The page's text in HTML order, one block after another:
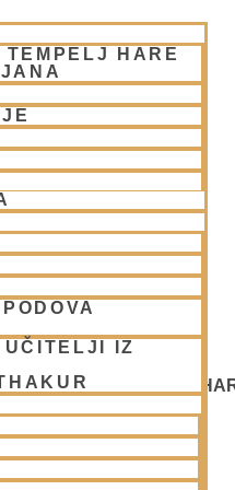
HARE
IZ
SREČANJE - CENTER